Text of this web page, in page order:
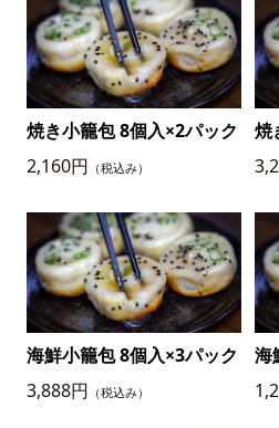
焼き小籠包 8個入×2パック
2,160円 （税込み）
焼
海鮮小籠包 8個入×3パック
3,888円 （税込み）
海